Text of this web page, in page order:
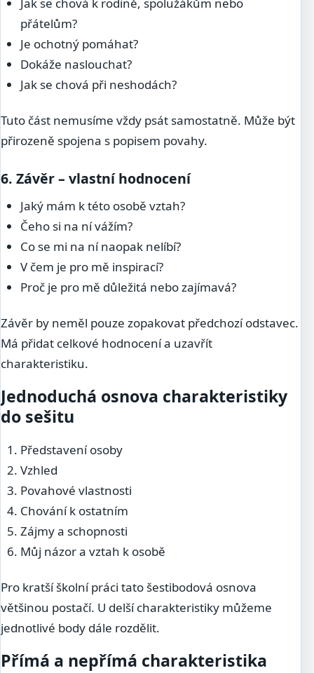
Jak se chová k rodině, spolužákům nebo
přátelům?
Je ochotný pomáhat?
Dokáže naslouchat?
Jak se chová při neshodách?
Tuto část nemusíme vždy psát samostatně. Může být
přirozeně spojena s popisem povahy.
6. Závěr – vlastní hodnocení
Jaký mám k této osobě vztah?
Čeho si na ní vážím?
Co se mi na ní naopak nelíbí?
V čem je pro mě inspirací?
Proč je pro mě důležitá nebo zajímavá?
Závěr by neměl pouze zopakovat předchozí odstavec.
Má přidat celkové hodnocení a uzavřít
charakteristiku.
Jednoduchá osnova charakteristiky
do sešitu
Představení osoby
Vzhled
Povahové vlastnosti
Chování k ostatním
Zájmy a schopnosti
Můj názor a vztah k osobě
Pro kratší školní práci tato šestibodová osnova
většinou postačí. U delší charakteristiky můžeme
jednotlivé body dále rozdělit.
Přímá a nepřímá charakteristika